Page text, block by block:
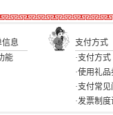
信息
支付方式
能
·支付方式
·使用礼品
·支付常
·发票制